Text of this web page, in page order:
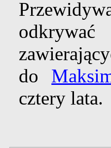
do
cztery lata.